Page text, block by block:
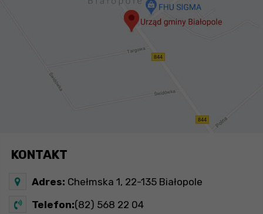
KONTAKT
Adres: Chełmska 1, 22-135 Białopole
Telefon:(82) 568 22 04